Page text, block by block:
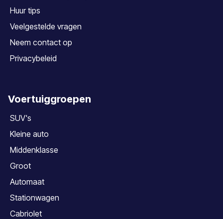
Huur tips
Veelgestelde vragen
Neem contact op
Privacybeleid
Voertuiggroepen
SUV's
Kleine auto
Middenklasse
Groot
Automaat
Stationwagen
Cabriolet